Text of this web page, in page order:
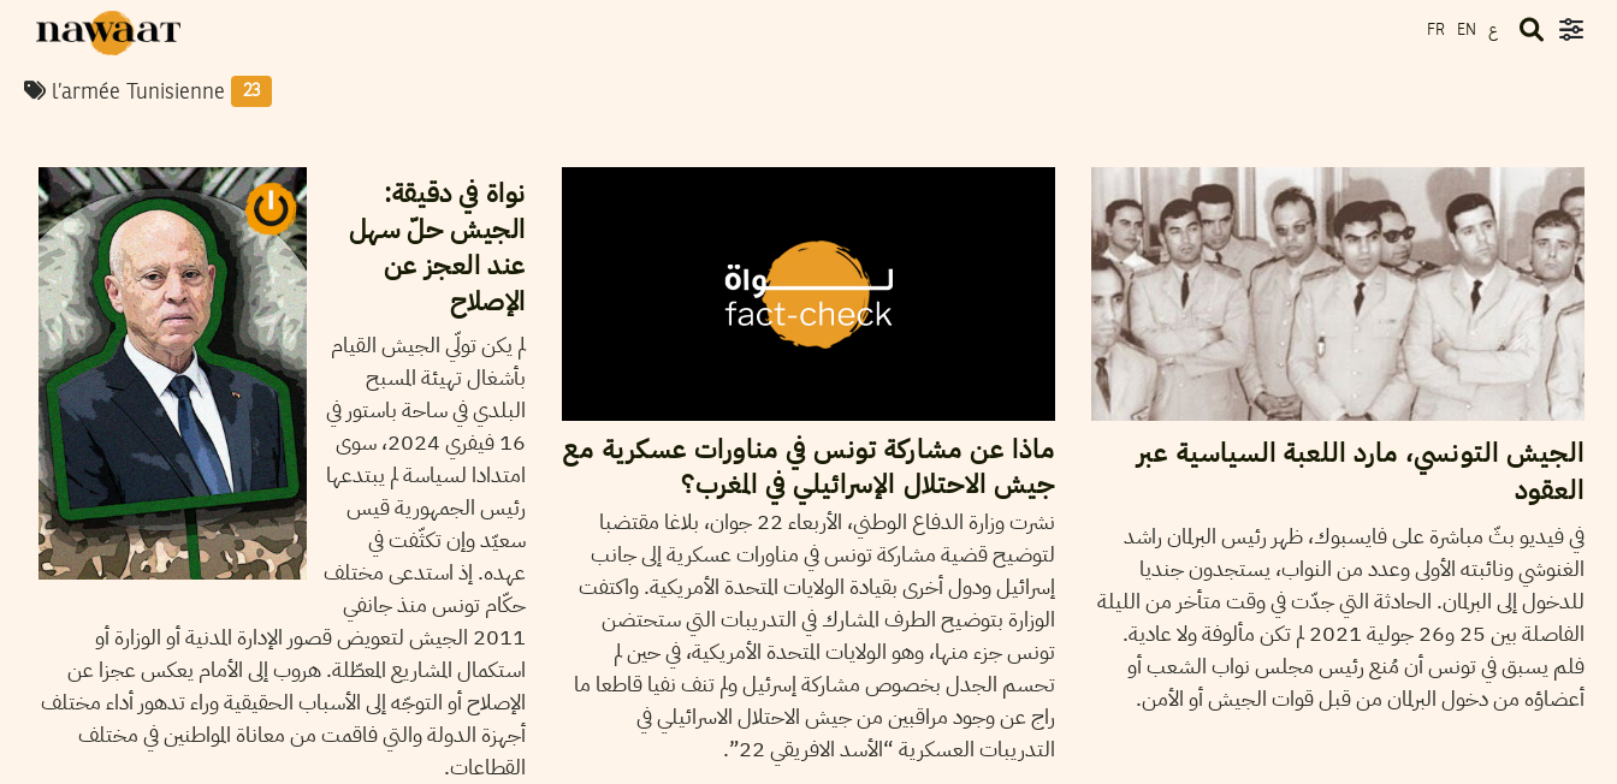
FR EN ع
l’armée Tunisienne 23
نواة في دقيقة:
الجيش حلّ سهل
عند العجز عن
الإصلاح
لم يكن تولّي الجيش القيام
بأشغال تهيئة المسبح
البلدي في ساحة باستور في
16 فيفري 2024، سوى
امتدادا لسياسة لم يبتدعها
رئيس الجمهورية قيس
سعيّد وإن تكثّفت في
عهده. إذ استدعى مختلف
حكّام تونس منذ جانفي
2011 الجيش لتعويض قصور الإدارة المدنية أو الوزارة أو
استكمال المشاريع المعطّلة. هروب إلى الأمام يعكس عجزا عن
الإصلاح أو التوجّه إلى الأسباب الحقيقية وراء تدهور أداء مختلف
أجهزة الدولة والتي فاقمت من معاناة المواطنين في مختلف
القطاعات.
ماذا عن مشاركة تونس في مناورات عسكرية مع
جيش الاحتلال الإسرائيلي في المغرب؟
نشرت وزارة الدفاع الوطني، الأربعاء 22 جوان، بلاغا مقتضبا
لتوضيح قضية مشاركة تونس في مناورات عسكرية إلى جانب
إسرائيل ودول أخرى بقيادة الولايات المتحدة الأمريكية. واكتفت
الوزارة بتوضيح الطرف المشارك في التدريبات التي ستحتضن
تونس جزء منها، وهو الولايات المتحدة الأمريكية، في حين لم
تحسم الجدل بخصوص مشاركة إسرئيل ولم تنف نفيا قاطعا ما
راج عن وجود مراقبين من جيش الاحتلال الاسرائيلي في
التدريبات العسكرية “الأسد الافريقي 22”.
الجيش التونسي، مارد اللعبة السياسية عبر
العقود
في فيديو بثّ مباشرة على فايسبوك، ظهر رئيس البرلمان راشد
الغنوشي ونائبته الأولى وعدد من النواب، يستجدون جنديا
للدخول إلى البرلمان. الحادثة التي جدّت في وقت متأخر من الليلة
الفاصلة بين 25 و26 جولية 2021 لم تكن مألوفة ولا عادية.
فلم يسبق في تونس أن مُنع رئيس مجلس نواب الشعب أو
أعضاؤه من دخول البرلمان من قبل قوات الجيش أو الأمن.